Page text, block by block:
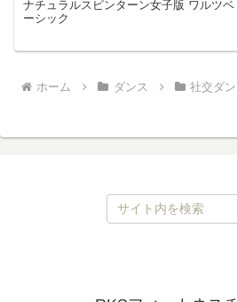
ナチュラルスピンターン女子版 ワルツベ
ーシック
ホーム ダンス 社交ダン